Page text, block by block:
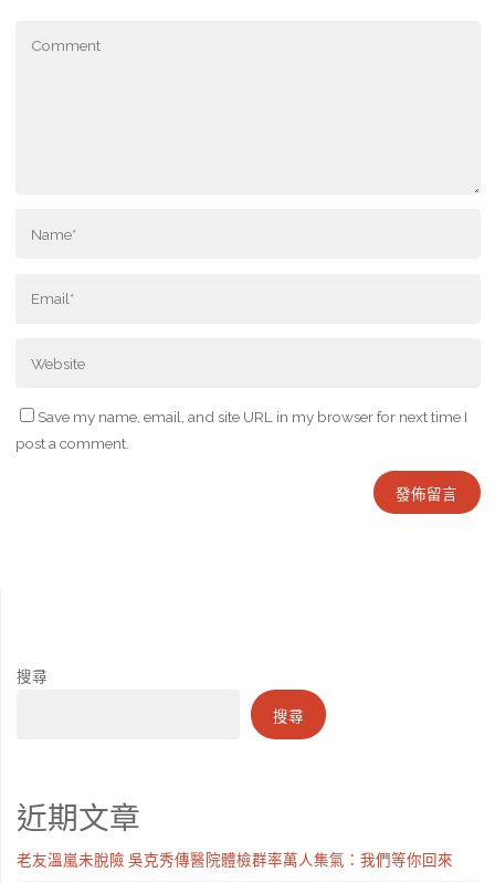
Save my name, email, and site URL in my browser for next time I
post a comment.
搜尋
搜尋
近期文章
老友溫嵐未脫險 吳克秀傳醫院體檢群率萬人集氣：我們等你回來